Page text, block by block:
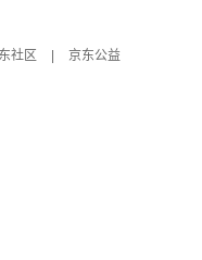
社区
京东公益